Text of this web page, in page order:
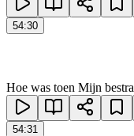
54:30
Hoe was toen Mijn
54:31